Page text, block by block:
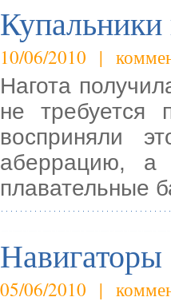
10/06/2010 |
Нагота
не требуется
восприняли
аберрацию, а
плавательные
05/06/2010 |